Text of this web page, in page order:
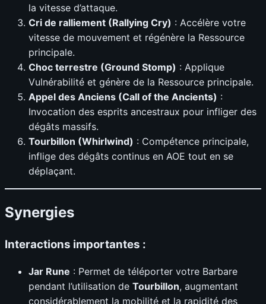
la vitesse d’attaque.
Cri de ralliement (Rallying Cry) : Accélère votre
vitesse de mouvement et régénère la Ressource
principale.
Choc terrestre (Ground Stomp) : Applique
Vulnérabilité et génère de la Ressource principale.
Appel des Anciens (Call of the Ancients) :
Invocation des esprits ancestraux pour infliger des
dégâts massifs.
Tourbillon (Whirlwind) : Compétence principale,
inflige des dégâts continus en AOE tout en se
déplaçant.
Synergies
Interactions importantes :
Jar Rune : Permet de téléporter votre Barbare
pendant l’utilisation de Tourbillon, augmentant
considérablement la mobilité et la rapidité des